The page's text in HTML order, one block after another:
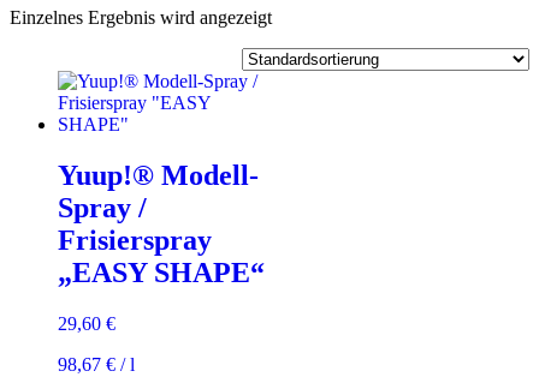
Einzelnes Ergebnis wird angezeigt
Yuup!® Modell-
Spray /
Frisierspray
„EASY SHAPE“
29,60 €
98,67 € /l